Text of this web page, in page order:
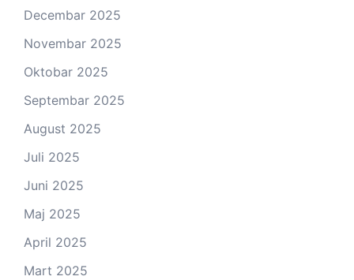
Decembar 2025
Novembar 2025
Oktobar 2025
Septembar 2025
August 2025
Juli 2025
Juni 2025
Maj 2025
April 2025
Mart 2025